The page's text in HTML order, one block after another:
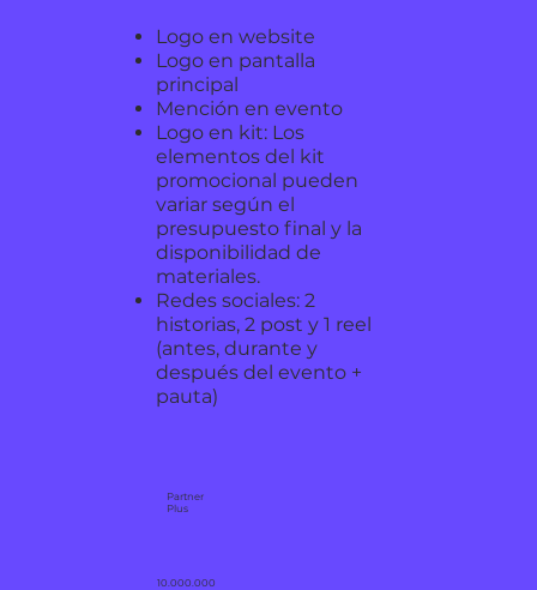
Logo en website
Logo en pantalla
principal
Mención en evento
Logo en kit: Los
elementos del kit
promocional pueden
variar según el
presupuesto final y la
disponibilidad de
materiales.
Redes sociales: 2
historias, 2 post y 1 reel
(antes, durante y
después del evento +
pauta)
Partner
Plus
10.000.000